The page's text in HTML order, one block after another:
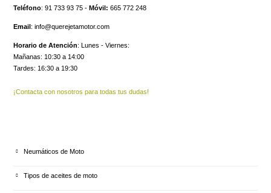
Teléfono: 91 733 93 75 -Móvil: 665 772 248
Email: info@querejetamotor.com
Horario de Atención: Lunes - Viernes:
Mañanas: 10:30 a 14:00
Tardes: 16:30 a 19:30
¡Contacta con nosotros para todas tus dudas!
Neumáticos de Moto
Tipos de aceites de moto